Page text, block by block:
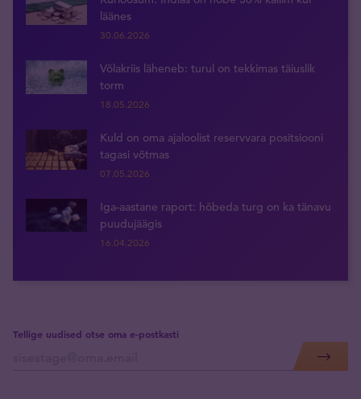
läänes
30.06.2026
Võlakriis läheneb: turul on tekkimas täiuslik
torm
18.05.2026
Kuld on oma ajaloolist reservvara positsiooni
tagasi võtmas
07.05.2026
Iga-aastane raport: hõbeda turg on ka tänavu
puudujäägis
16.04.2026
Tellige uudised otse oma e-postkasti